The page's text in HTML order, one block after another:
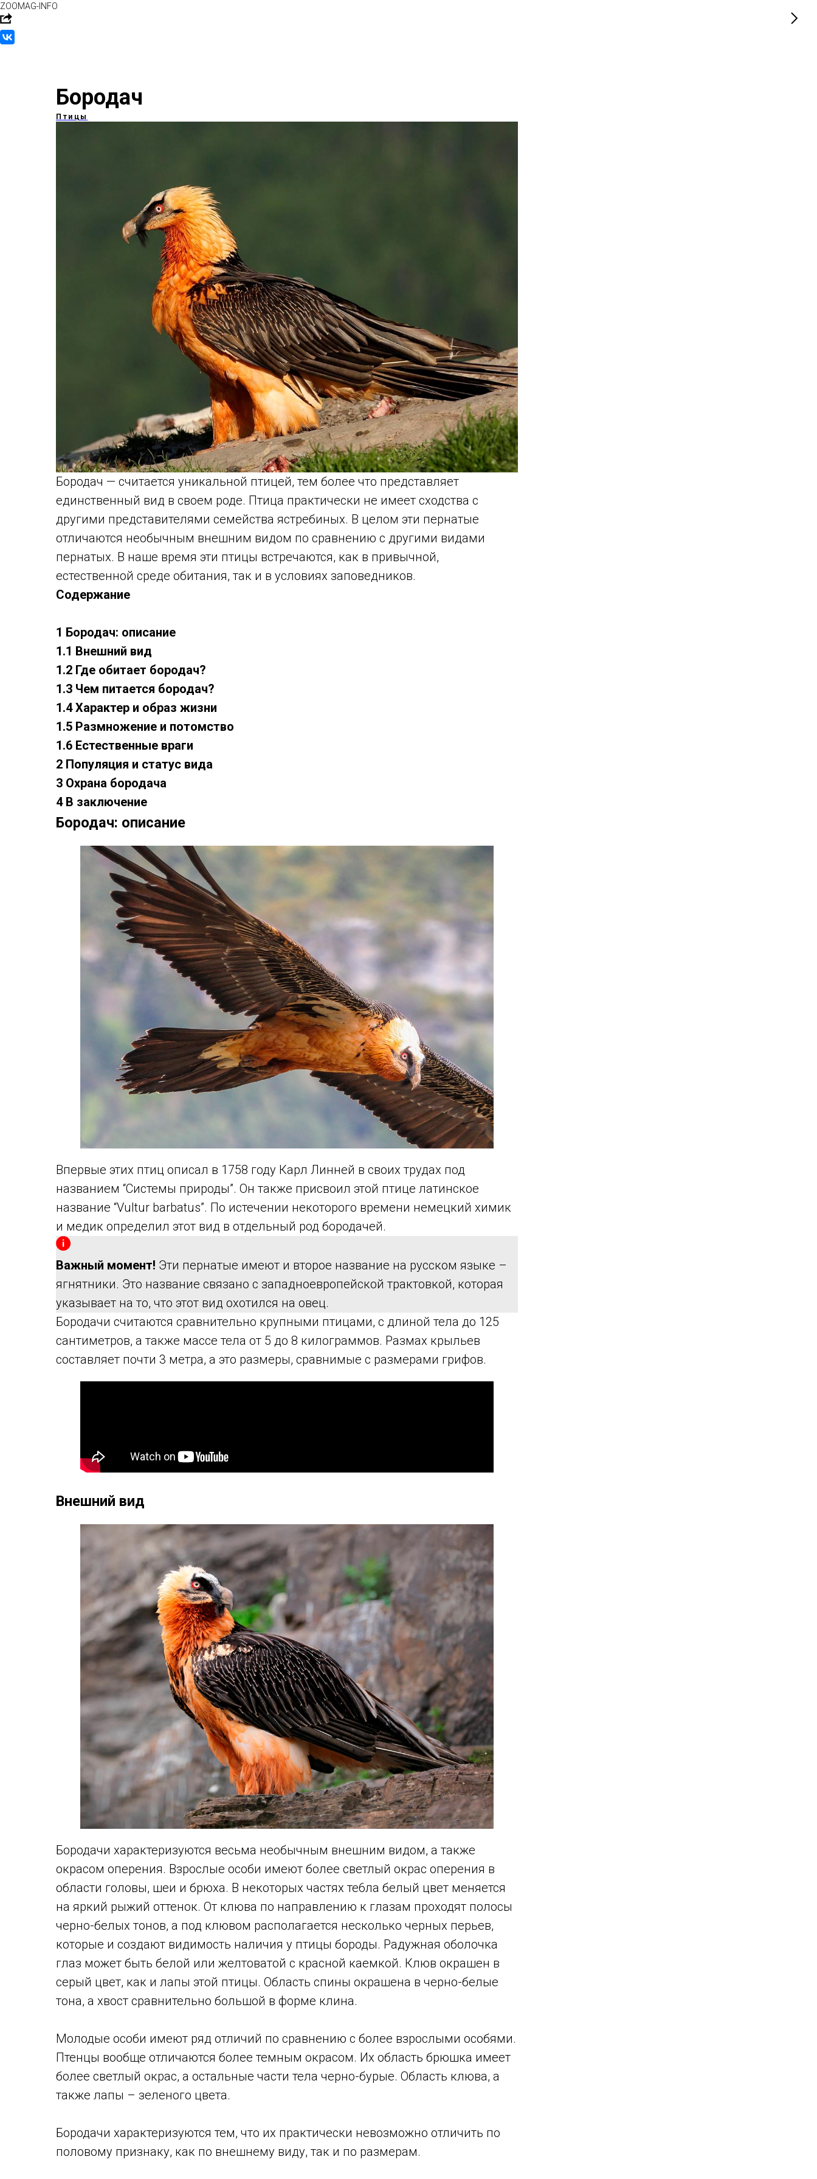
ZOOMAG-INFO
Бородач
Птицы
Бородач — считается уникальной птицей, тем более что представляет
единственный вид в своем роде. Птица практически не имеет сходства с
другими представителями семейства ястребиных. В целом эти пернатые
отличаются необычным внешним видом по сравнению с другими видами
пернатых. В наше время эти птицы встречаются, как в привычной,
естественной среде обитания, так и в условиях заповедников.
Содержание
1 Бородач: описание
1.1 Внешний вид
1.2 Где обитает бородач?
1.3 Чем питается бородач?
1.4 Характер и образ жизни
1.5 Размножение и потомство
1.6 Естественные враги
2 Популяция и статус вида
3 Охрана бородача
4 В заключение
Бородач: описание
Впервые этих птиц описал в 1758 году Карл Линней в своих трудах под
названием “Системы природы”. Он также присвоил этой птице латинское
название “Vultur barbatus”. По истечении некоторого времени немецкий химик
и медик определил этот вид в отдельный род бородачей.
Важный момент! Эти пернатые имеют и второе название на русском языке –
ягнятники. Это название связано с западноевропейской трактовкой, которая
указывает на то, что этот вид охотился на овец.
Бородачи считаются сравнительно крупными птицами, с длиной тела до 125
сантиметров, а также массе тела от 5 до 8 килограммов. Размах крыльев
составляет почти 3 метра, а это размеры, сравнимые с размерами грифов.
Внешний вид
Бородачи характеризуются весьма необычным внешним видом, а также
окрасом оперения. Взрослые особи имеют более светлый окрас оперения в
области головы, шеи и брюха. В некоторых частях те6ла белый цвет меняется
на яркий рыжий оттенок. От клюва по направлению к глазам проходят полосы
черно-белых тонов, а под клювом располагается несколько черных перьев,
которые и создают видимость наличия у птицы бороды. Радужная оболочка
глаз может быть белой или желтоватой с красной каемкой. Клюв окрашен в
серый цвет, как и лапы этой птицы. Область спины окрашена в черно-белые
тона, а хвост сравнительно большой в форме клина.
Молодые особи имеют ряд отличий по сравнению с более взрослыми особями.
Птенцы вообще отличаются более темным окрасом. Их область брюшка имеет
более светлый окрас, а остальные части тела черно-бурые. Область клюва, а
также лапы – зеленого цвета.
Бородачи характеризуются тем, что их практически невозможно отличить по
половому признаку, как по внешнему виду, так и по размерам.